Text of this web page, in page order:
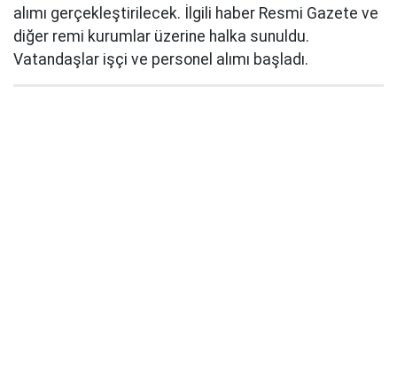
alımı gerçekleştirilecek. İlgili haber Resmi Gazete ve
diğer remi kurumlar üzerine halka sunuldu.
Vatandaşlar işçi ve personel alımı başladı.